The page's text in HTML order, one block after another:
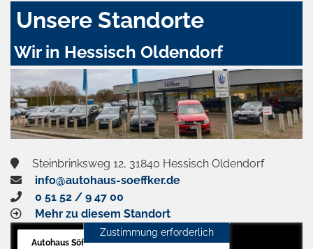
Unsere Standorte
Wir in Hessisch Oldendorf
Steinbrinksweg 12, 31840 Hessisch Oldendorf
info@autohaus-soeffker.de
0 51 52 / 9 47 00
Mehr zu diesem Standort
Autohaus Söffker GmbH
Zustimmung erforderlich